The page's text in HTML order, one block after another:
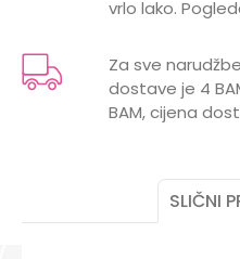
vrlo lako.
Za sve
dostave je 4
BAM, cijena
SLIČNI